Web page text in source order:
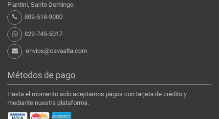
Piantini, Santo Domingo.
809-518-9000
829-745-5017
envios@cavaalta.com
Métodos de pago
Hasta el momento solo aceptamos pagos con tarjeta de crédito y
mediante nuestra plataforma.